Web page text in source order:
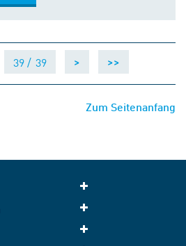
39 / 39 > >>
Zum Seitenanfang